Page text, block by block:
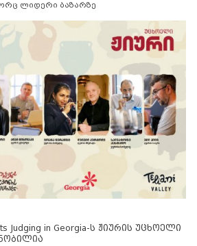
ლიდერი ბაზარზე
Judging in Georgia-ს ჟიურის უცხოელი